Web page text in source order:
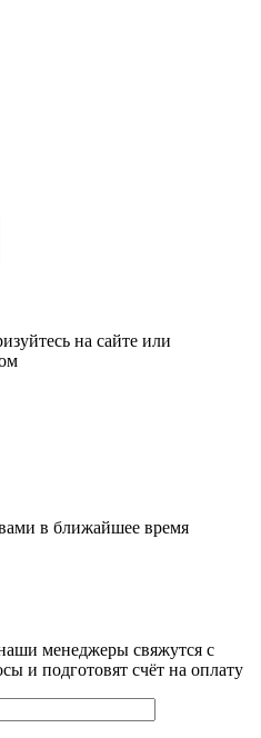
на сайте или
в ближайшее время
менеджеры свяжутся с
и подготовят счёт на оплату